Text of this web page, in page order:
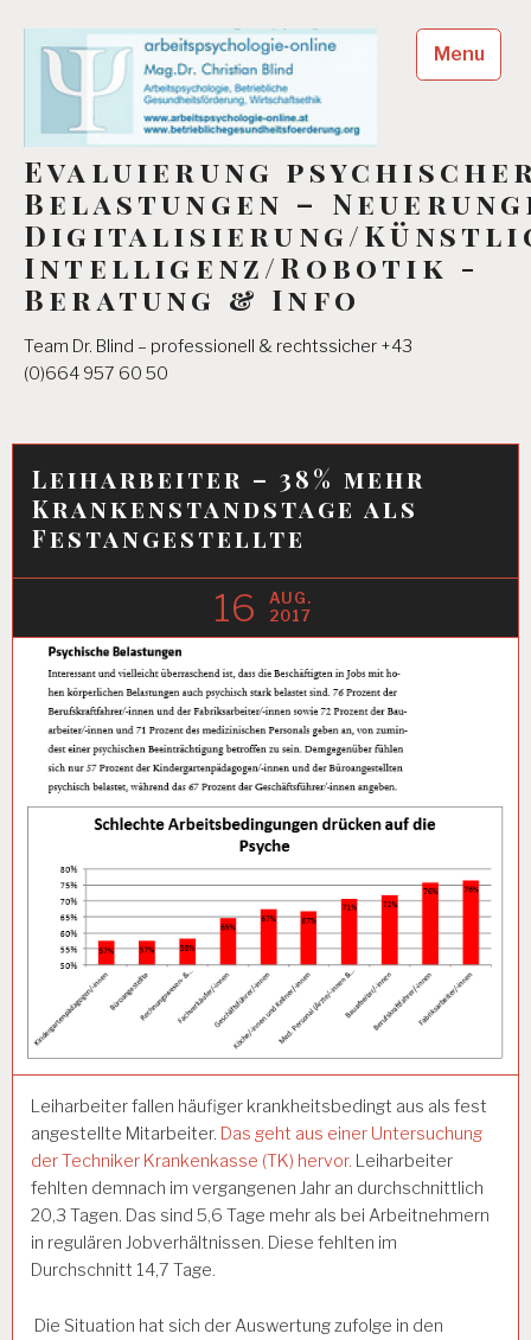
content
Evaluierung
Belastungen –
Digitalisierung/
Intelligenz/Robotik -
Beratung & Info
Team Dr. Blind – professionell & rechtssicher +43
(0)664 957 60 50
Menu
Leiharbeiter – 38% mehr
Krankenstandstage als
Festangestellte
16
AUG.
2017
Leiharbeiter fallen häufiger krankheitsbedingt aus als fest
angestellte Mitarbeiter. Das geht aus einer Untersuchung
der Techniker Krankenkasse (TK) hervor. Leiharbeiter
fehlten demnach im vergangenen Jahr an durchschnittlich
20,3 Tagen. Das sind 5,6 Tage mehr als bei Arbeitnehmern
in regulären Jobverhältnissen. Diese fehlten im
Durchschnitt 14,7 Tage.
Die Situation hat sich der Auswertung zufolge in den